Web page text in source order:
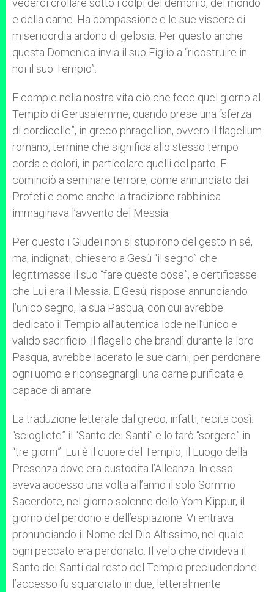
vederci crollare sotto i colpi del demonio, del mondo
e della carne. Ha compassione e le sue viscere di
misericordia ardono di gelosia. Per questo anche
questa Domenica invia il suo Figlio a “ricostruire in
noi il suo Tempio”.
E compie nella nostra vita ciò che fece quel giorno al
Tempio di Gerusalemme, quando prese una “sferza
di cordicelle”, in greco phragellion, ovvero il flagellum
romano, termine che significa allo stesso tempo
corda e dolori, in particolare quelli del parto. E
cominciò a seminare terrore, come annunciato dai
Profeti e come anche la tradizione rabbinica
immaginava l’avvento del Messia.
Per questo i Giudei non si stupirono del gesto in sé,
ma, indignati, chiesero a Gesù “il segno” che
legittimasse il suo “fare queste cose”, e certificasse
che Lui era il Messia. E Gesù, rispose annunciando
l’unico segno, la sua Pasqua, con cui avrebbe
dedicato il Tempio all’autentica lode nell’unico e
valido sacrificio: il flagello che brandì durante la loro
Pasqua, avrebbe lacerato le sue carni, per perdonare
ogni uomo e riconsegnargli una carne purificata e
capace di amare.
La traduzione letterale dal greco, infatti, recita così:
“sciogliete” il “Santo dei Santi” e lo farò “sorgere” in
“tre giorni”. Lui è il cuore del Tempio, il Luogo della
Presenza dove era custodita l’Alleanza. In esso
aveva accesso una volta all’anno il solo Sommo
Sacerdote, nel giorno solenne dello Yom Kippur, il
giorno del perdono e dell’espiazione. Vi entrava
pronunciando il Nome del Dio Altissimo, nel quale
ogni peccato era perdonato. Il velo che divideva il
Santo dei Santi dal resto del Tempio precludendone
l’accesso fu squarciato in due, letteralmente